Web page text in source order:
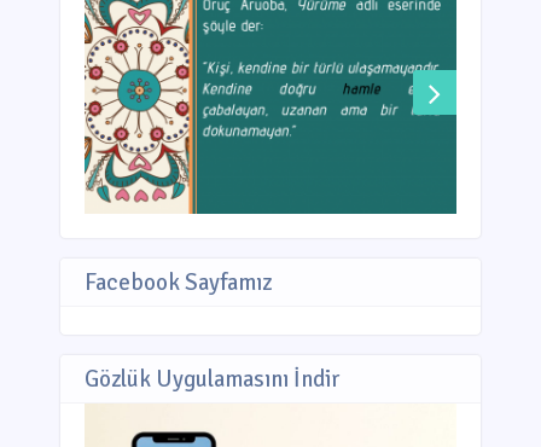
Facebook Sayfamız
Gözlük Uygulamasını İndir